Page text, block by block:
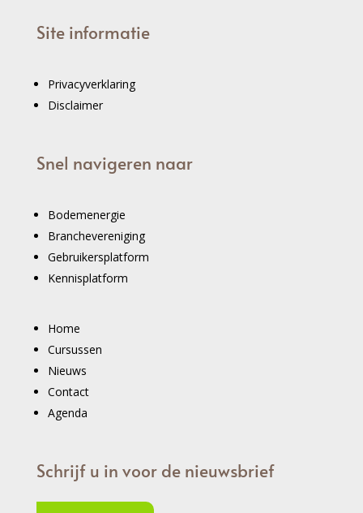
Site informatie
Privacyverklaring
Disclaimer
Snel navigeren naar
Bodemenergie
Branchevereniging
Gebruikersplatform
Kennisplatform
Home
Cursussen
Nieuws
Contact
Agenda
Schrijf u in voor de nieuwsbrief